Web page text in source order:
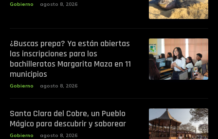
Gobierno agosto 8, 2026
¿Buscas prepa? Ya están abiertas
las inscripciones para los
bachilleratos Margarita Maza en 11
municipios
Gobierno agosto 8, 2026
Santa Clara del Cobre, un Pueblo
Mágico para descubrir y saborear
Gobierno agosto 8, 2026